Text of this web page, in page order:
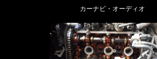
カーナビ・オーディオ